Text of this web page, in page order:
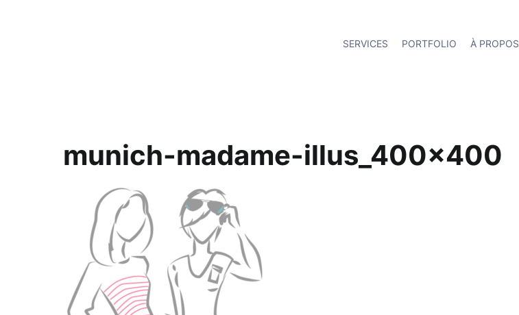
SERVICES
PORTFOLIO À PROPOS
munich-madame-illus_400x400